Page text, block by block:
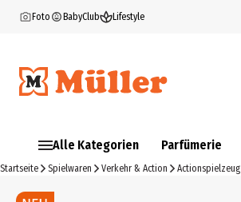
Foto BabyClub Lifestyle
Alle Kategorien Parfümerie
Startseite Spielwaren Verkehr & Action Actionspielzeug